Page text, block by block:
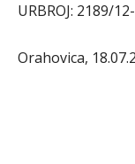
URBROJ: 2189/
Orahovica,